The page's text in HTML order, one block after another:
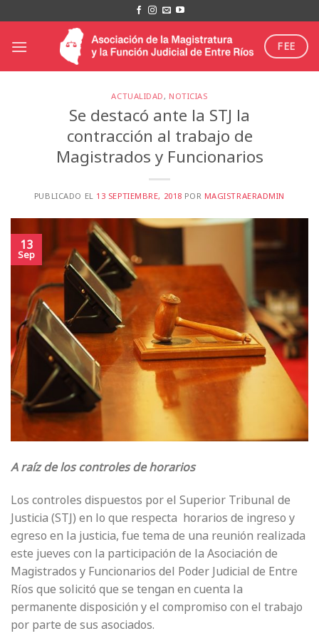
al
contenido
FEE
ACTUALIDAD, NOTICIAS
Se destacó ante la STJ la
contracción al trabajo de
Magistrados y Funcionarios
PUBLICADO EL 13 SEPTIEMBRE, 2018 POR MAGISTRAERADMIN
13
Sep
A raíz de los controles de horarios
Los controles dispuestos por el Superior Tribunal de
Justicia (STJ) en lo que respecta horarios de ingreso y
egreso en la justicia, fue tema de una reunión realizada
este jueves con la participación de la Asociación de
Magistrados y Funcionarios del Poder Judicial de Entre
Ríos que solicitó que se tengan en cuenta la
permanente disposición y el compromiso con el trabajo
por parte de sus asociados.